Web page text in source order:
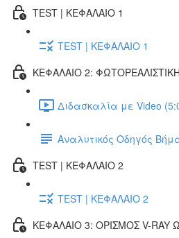
TEST | ΚΕΦΑΛΑΙΟ 1
TEST | ΚΕΦΑΛΑΙΟ 1
ΚΕΦΑΛΑΙΟ 2:
Διδασκαλία με Video
Αναλυτικός Οδηγός
TEST | ΚΕΦΑΛΑΙΟ 2
TEST | ΚΕΦΑΛΑΙΟ 2
ΚΕΦΑΛΑΙΟ 3: ΟΡΙΣΜΟΣ V-RAY